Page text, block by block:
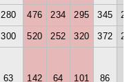
280 476 234 295 345
300 520 252 320 372
63 142 64 101 86